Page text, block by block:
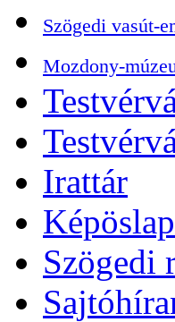
Szögedi vasút-
Mozdony-
Irattár
Szögedi